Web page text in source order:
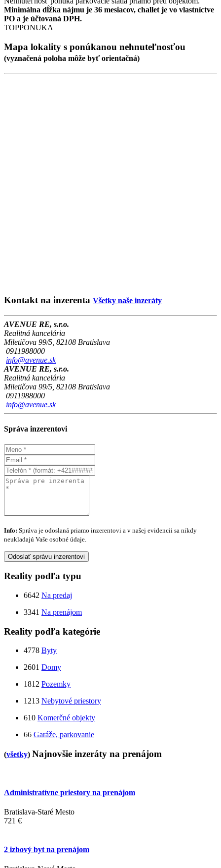
Minimálna dĺžka nájmu je 36 mesiacov, challet je vo vlastníctve
PO a je účtovaná DPH.
TOPPONUKA
Mapa lokality s ponúkanou nehnuteľnosťou
(vyznačená poloha môže byť orientačná)
Kontakt na inzerenta Všetky naše inzeráty
AVENUE RE, s.r.o.
Realitná kancelária
Miletičova 99/5, 82108 Bratislava
0911988000
info@avenue.sk
AVENUE RE, s.r.o.
Realitná kancelária
Miletičova 99/5, 82108 Bratislava
0911988000
info@avenue.sk
Správa inzerentovi
Info: Správa je odoslaná priamo inzerentovi a v našej evidencii sa nikdy
neukladajú Vaše osobné údaje.
Odoslať správu inzerentovi
Reality podľa typu
6642 Na predaj
3341 Na prenájom
Reality podľa kategórie
4778 Byty
2601 Domy
1812 Pozemky
1213 Nebytové priestory
610 Komerčné objekty
66 Garáže, parkovanie
(všetky) Najnovšie inzeráty na prenájom
Administratívne priestory na prenájom
Bratislava-Staré Mesto
721 €
2 izbový byt na prenájom